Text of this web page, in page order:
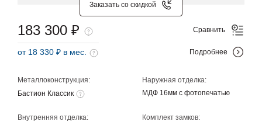
Заказать со скидкой
Металлоконструкция:
Бастион Классик
Наружная отделка:
МДФ 16мм с фотопечатью
Внутренняя отделка:
Комплект замков:
183 300 ₽
от 18 330 ₽ в мес.
Сравнить
Подробнее